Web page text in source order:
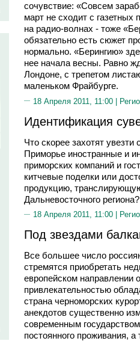
сочувствие: «Совсем
март не сходит с
на радио-волнах - тоже
обязательно есть сюжет
нормально. «Берингию»
нее начала весны. Равно
Лондоне, с трепетом
маленьком Фрайбурге.
18 Апреля 2011, 11:00 |
Идентификация
Что скорее захотят
Приморье иностранные и
приморских компаний и
китчевые поделки или
продукцию,
Дальневосточного региона?
18 Апреля 2011, 11:00 |
Под звездами
Все большее число
стремятся приобретать
европейском направлении
привлекательностью
страна черноморских
анекдотов существенно
современным
постоянного проживания,